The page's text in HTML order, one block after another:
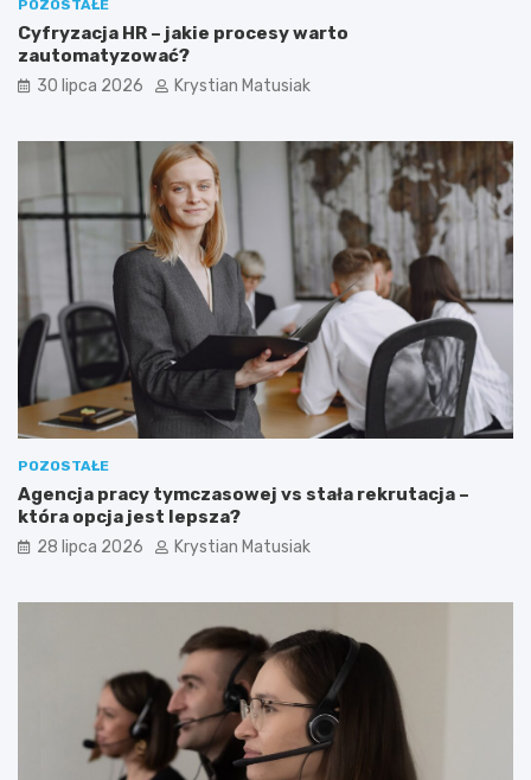
POZOSTAŁE
Cyfryzacja HR – jakie procesy warto
zautomatyzować?
30 lipca 2026 Krystian Matusiak
POZOSTAŁE
Agencja pracy tymczasowej vs stała rekrutacja –
która opcja jest lepsza?
28 lipca 2026 Krystian Matusiak